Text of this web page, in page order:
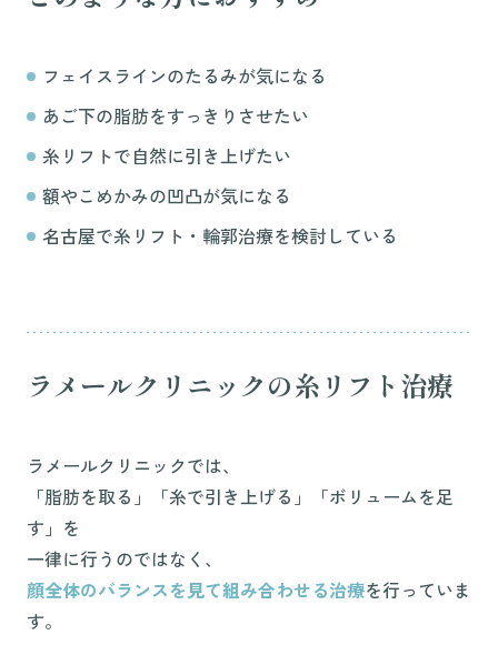
フェイスラインのたるみが気になる
あご下の脂肪をすっきりさせたい
糸リフトで自然に引き上げたい
額やこめかみの凹凸が気になる
名古屋で糸リフト・輪郭治療を検討している
ラメールクリニックの糸リフト治療
ラメールクリニックでは、
「脂肪を取る」「糸で引き上げる」「ボリュームを足
す」を
一律に行うのではなく、
顔全体のバランスを見て組み合わせる治療を行っていま
す。